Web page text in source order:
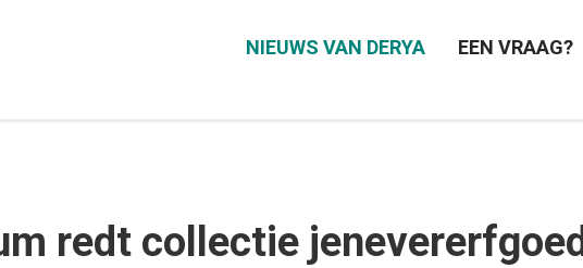
NIEUWS VAN DERYA EEN VRAAG?
redt collectie jenevererfgoed